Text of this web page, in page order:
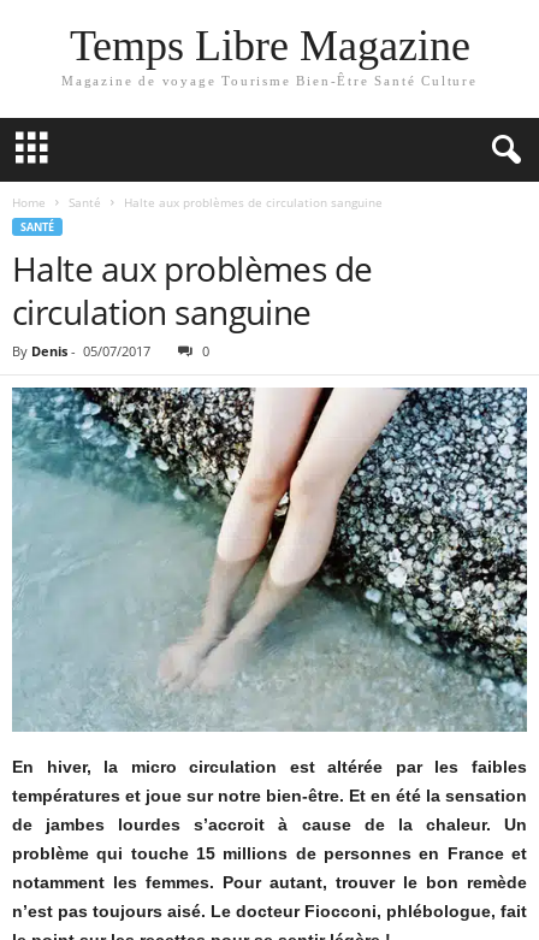
Temps Libre Magazine
Magazine de voyage Tourisme Bien-Être Santé Culture
Home Santé Halte aux problèmes de circulation sanguine
SANTÉ
Halte aux problèmes de
circulation sanguine
By Denis - 05/07/2017 0
En hiver, la micro circulation est altérée par les faibles
températures et joue sur notre bien-être. Et en été la sensation
de jambes lourdes s’accroit à cause de la chaleur. Un
problème qui touche 15 millions de personnes en France et
notamment les femmes. Pour autant, trouver le bon remède
n’est pas toujours aisé. Le docteur Fiocconi, phlébologue, fait